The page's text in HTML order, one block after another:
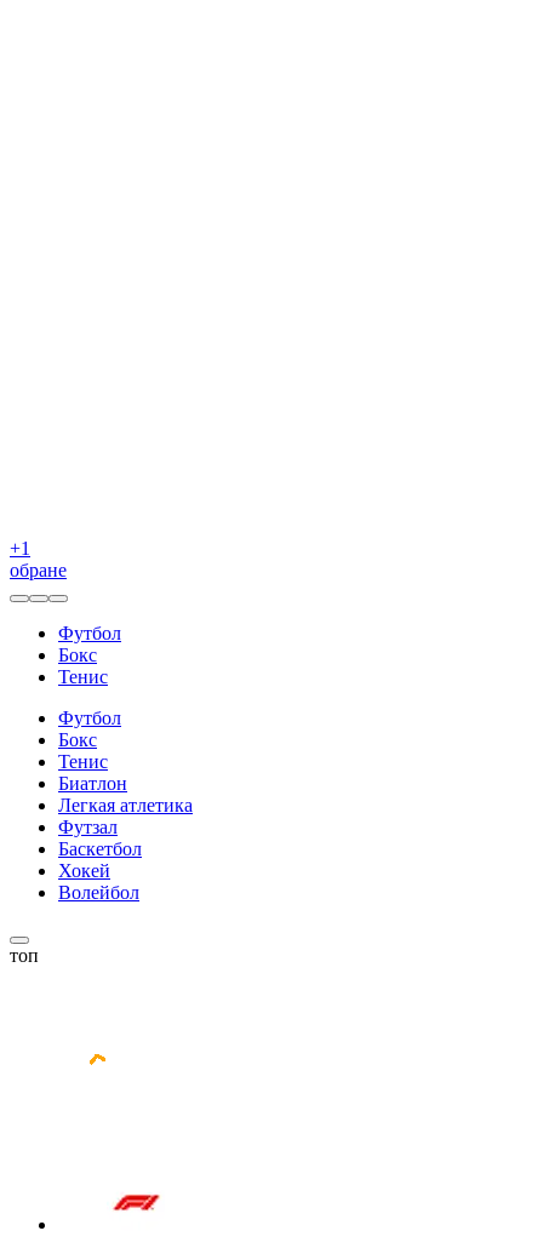
+1
обране
Футбол
Бокс
Тенис
Футбол
Бокс
Тенис
Биатлон
Легкая атлетика
Футзал
Баскетбол
Хокей
Волейбол
топ